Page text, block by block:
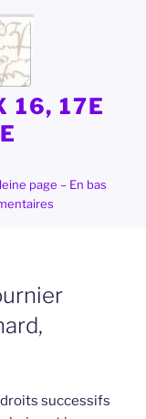
16, 17E
page – En bas
successifs